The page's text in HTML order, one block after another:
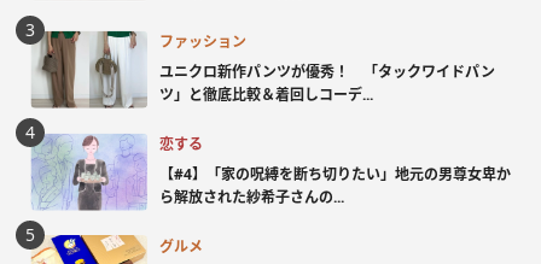
ファッション
ユニクロ新作パンツが優秀！ 「タックワイドパン
ツ」と徹底比較＆着回しコーデ...
恋する
【#4】「家の呪縛を断ち切りたい」地元の男尊女卑か
ら解放された紗希子さんの...
グルメ